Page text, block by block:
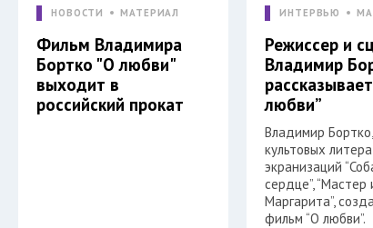
НОВОСТИ МАТЕРИАЛ
Фильм Владимира
Бортко "О любви"
выходит в
российский прокат
ИНТЕРВЬЮ
Режиссер и
Владимир
любви”
Владимир
культовых
экранизаций
сердце”, “Мастер
Маргарита”,
фильм “О любви”.